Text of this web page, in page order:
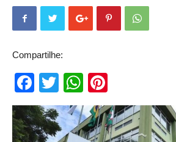
Compartilhe:
Facebook
TwitterWhatsApp